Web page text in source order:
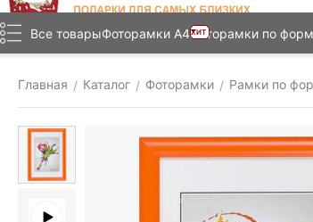
Все товарыФоторамки А4ХИТ
Фоторамки по
Главная / Каталог / Фоторамки / Рамки по